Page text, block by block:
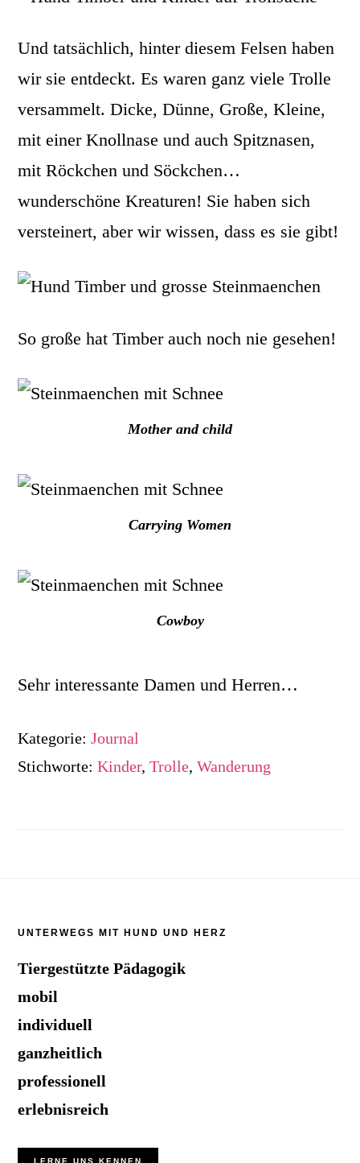
Und tatsächlich, hinter diesem Felsen haben
wir sie entdeckt. Es waren ganz viele Trolle
versammelt. Dicke, Dünne, Große, Kleine,
mit einer Knollnase und auch Spitznasen,
mit Röckchen und Söckchen…
wunderschöne Kreaturen! Sie haben sich
versteinert, aber wir wissen, dass es sie gibt!
So große hat Timber auch noch nie gesehen!
Mother and child
Carrying Women
Cowboy
Sehr interessante Damen und Herren…
Kategorie:Journal
Stichworte:Kinder,Trolle,Wanderung
UNTERWEGS MIT HUND UND HERZ
Tiergestützte Pädagogik
mobil
individuell
ganzheitlich
professionell
erlebnisreich
LERNE UNS KENNEN